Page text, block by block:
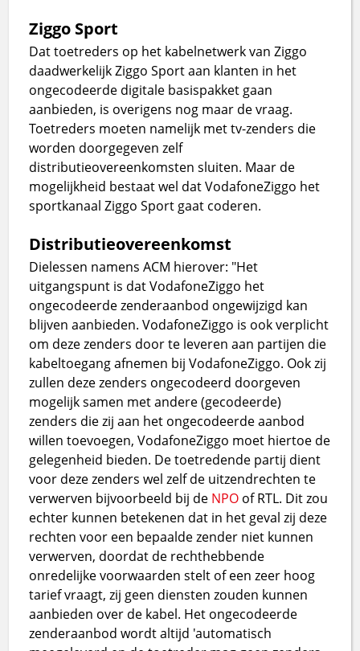
Ziggo Sport
Dat toetreders op het kabelnetwerk van Ziggo
daadwerkelijk Ziggo Sport aan klanten in het
ongecodeerde digitale basispakket gaan
aanbieden, is overigens nog maar de vraag.
Toetreders moeten namelijk met tv-zenders die
worden doorgegeven zelf
distributieovereenkomsten sluiten. Maar de
mogelijkheid bestaat wel dat VodafoneZiggo het
sportkanaal Ziggo Sport gaat coderen.
Distributieovereenkomst
Dielessen namens ACM hierover: "Het
uitgangspunt is dat VodafoneZiggo het
ongecodeerde zenderaanbod ongewijzigd kan
blijven aanbieden. VodafoneZiggo is ook verplicht
om deze zenders door te leveren aan partijen die
kabeltoegang afnemen bij VodafoneZiggo. Ook zij
zullen deze zenders ongecodeerd doorgeven
mogelijk samen met andere (gecodeerde)
zenders die zij aan het ongecodeerde aanbod
willen toevoegen, VodafoneZiggo moet hiertoe de
gelegenheid bieden. De toetredende partij dient
voor deze zenders wel zelf de uitzendrechten te
verwerven bijvoorbeeld bij de NPO of RTL. Dit zou
echter kunnen betekenen dat in het geval zij deze
rechten voor een bepaalde zender niet kunnen
verwerven, doordat de rechthebbende
onredelijke voorwaarden stelt of een zeer hoog
tarief vraagt, zij geen diensten zouden kunnen
aanbieden over de kabel. Het ongecodeerde
zenderaanbod wordt altijd 'automatisch